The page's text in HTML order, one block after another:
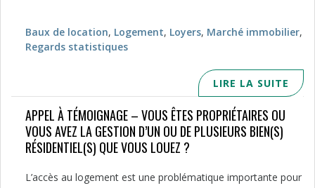
Baux de location, Logement, Loyers, Marché immobilier,
Regards statistiques
LIRE LA SUITE
APPEL À TÉMOIGNAGE – VOUS ÊTES PROPRIÉTAIRES OU
VOUS AVEZ LA GESTION D’UN OU DE PLUSIEURS BIEN(S)
RÉSIDENTIEL(S) QUE VOUS LOUEZ ?
L’accès au logement est une problématique importante pour